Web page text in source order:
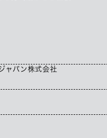
ャパン株式会社